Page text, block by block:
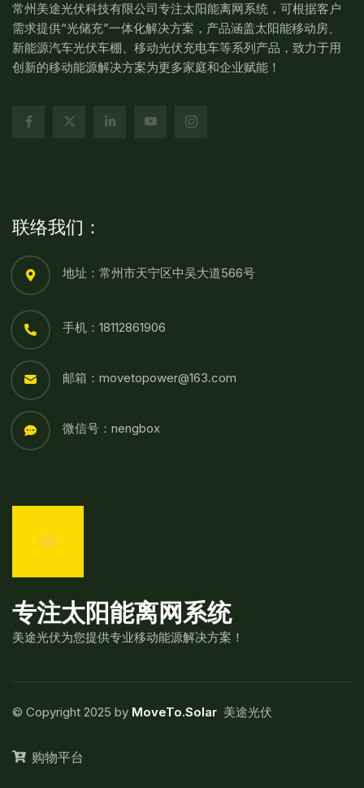
常州美途光伏科技有限公司专注太阳能离网系统，可根据客户
需求提供“光储充”一体化解决方案，产品涵盖太阳能移动房、
新能源汽车光伏车棚、移动光伏充电车等系列产品，致力于用
创新的移动能源解决方案为更多家庭和企业赋能！
联络我们：
地址：常州市天宁区中吴大道566号
手机：18112861906
邮箱：movetopower@163.com
微信号：nengbox
专注太阳能离网系统
美途光伏为您提供专业移动能源解决方案！
© Copyright 2025 by MoveTo.Solar 美途光伏
购物平台